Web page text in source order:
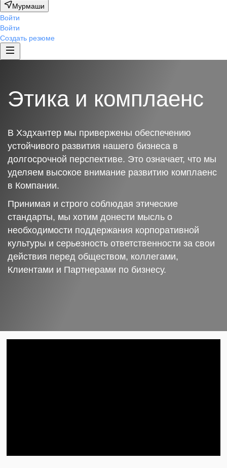
Мурмаши
Войти
Войти
Создать резюме
Этика и комплаенс
В Хэдхантер мы привержены обеспечению
устойчивого развития нашего бизнеса в
долгосрочной перспективе. Это означает, что мы
уделяем высокое внимание развитию комплаенс
в Компании.
Принимая и строго соблюдая этические
стандарты, мы хотим донести мысль о
необходимости поддержания корпоративной
культуры и серьезность ответственности за свои
действия перед обществом, коллегами,
Клиентами и Партнерами по бизнесу.